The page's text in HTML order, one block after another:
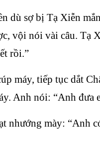
dù sợ bị Tạ Xiễn
vội nói vài câu. Tạ
rồi.”
máy, tiếp tục dắt
Anh nói: “Anh đưa
nhướng mày: “Anh